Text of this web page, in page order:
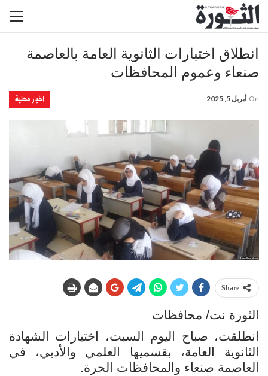
انطلاق اختبارات الثانوية العامة بالعاصمة
صنعاء وعموم المحافظات
اخبار محلية On أبريل 5, 2025
Share
الثورة نت/ محافظات
انطلقت، صباح اليوم السبت، اختبارات الشهادة
الثانوية العامة، بقسميها العلمي والأدبي، في
العاصمة صنعاء والمحافظات الحرة.